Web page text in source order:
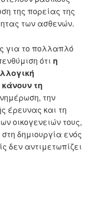
της πορείας της
των ασθενών.
για το πολλαπλό
ότι η
τη
την
έρευνας και τη
οικογενειών τους,
δημιουργία ενός
δεν αντιμετωπίζει